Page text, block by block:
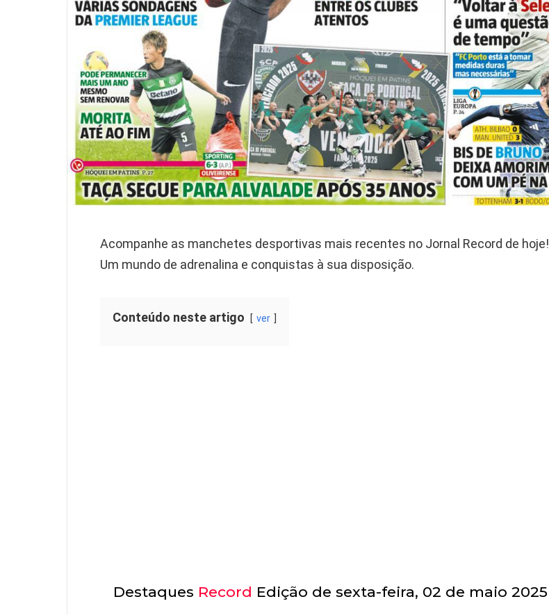
Acompanhe as manchetes desportivas mais recentes no Jornal Record de hoje!
Um mundo de adrenalina e conquistas à sua disposição.
Conteúdo neste artigo ver
Destaques Record Edição de sexta-feira, 02 de maio 2025